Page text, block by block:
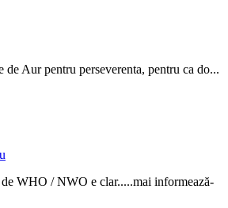
Aur pentru perseverenta, pentru ca do...
de WHO / NWO e clar.....mai informează-